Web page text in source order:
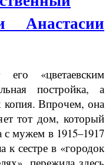
«цветаевским
постройка, а
копия. Впрочем, она
тот дом, который
с мужем в 1915–1917
к сестре в «городок